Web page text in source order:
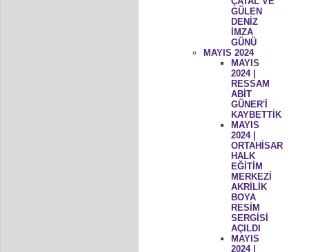
GÜLEN
DENİZ
İMZA
GÜNÜ
MAYIS 2024
MAYIS
2024 |
RESSAM
ABİT
GÜNER'İ
KAYBETTİK
MAYIS
2024 |
ORTAHİSAR
HALK
EĞİTİM
MERKEZİ
AKRİLİK
BOYA
RESİM
SERGİSİ
AÇILDI
MAYIS
2024 |